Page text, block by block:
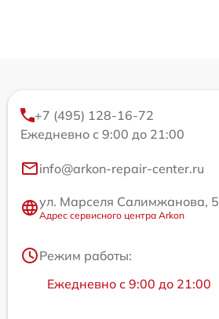
+7 (495) 128-16-72
Ежедневно с 9:00 до 21:00
info@arkon-repair-center.ru
ул. Марселя Салимжанова, 5
Адрес сервисного центра Arkon
Режим работы:
Ежедневно с 9:00 до 21:00